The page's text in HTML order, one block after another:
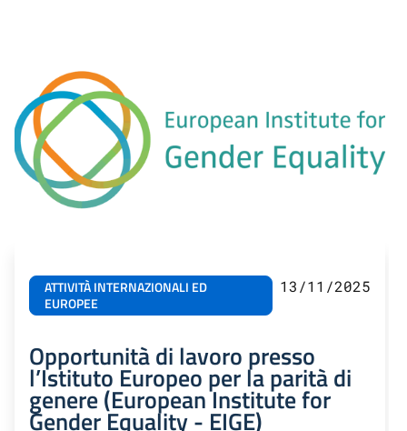
ATTIVITÀ INTERNAZIONALI ED
EUROPEE
13/11/2025
Opportunità di lavoro presso
l’Istituto Europeo per la parità di
genere (European Institute for
Gender Equality - EIGE)